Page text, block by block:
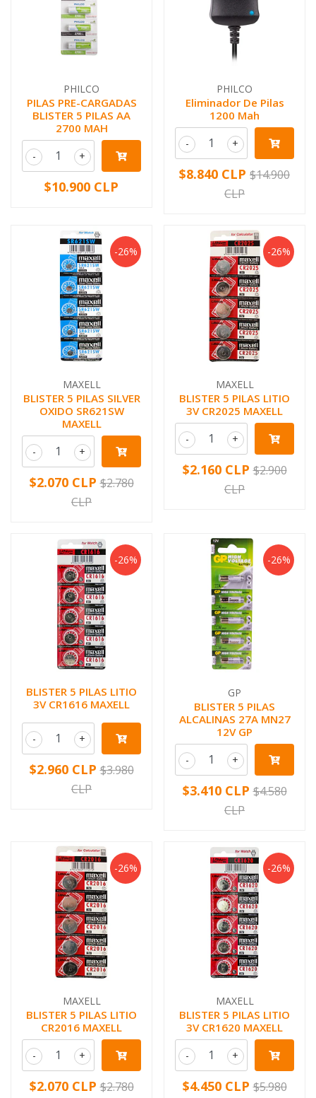
PHILCO
PILAS PRE-CARGADAS
BLISTER 5 PILAS AA
2700 MAH
+
-
$10.900 CLP
PHILCO
Eliminador De Pilas
1200 Mah
+
-
$8.840 CLP $14.900
CLP
-26%
MAXELL
BLISTER 5 PILAS SILVER
OXIDO SR621SW
MAXELL
+
-
$2.070 CLP $2.780
CLP
-26%
MAXELL
BLISTER 5 PILAS LITIO
3V CR2025 MAXELL
+
-
$2.160 CLP $2.900
CLP
-26%
BLISTER 5 PILAS LITIO
3V CR1616 MAXELL
+
-
$2.960 CLP $3.980
CLP
-26%
GP
BLISTER 5 PILAS
ALCALINAS 27A MN27
12V GP
+
-
$3.410 CLP $4.580
CLP
-26%
MAXELL
BLISTER 5 PILAS LITIO
CR2016 MAXELL
+
-
$2.070 CLP $2.780
-26%
MAXELL
BLISTER 5 PILAS LITIO
3V CR1620 MAXELL
+
-
$4.450 CLP $5.980